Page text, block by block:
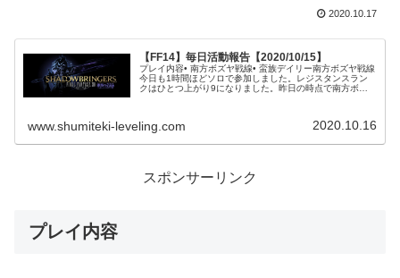
2020.10.17
【FF14】毎日活動報告【2020/10/15】
プレイ内容• 南方ボズヤ戦線• 蛮族デイリー南方ボズヤ戦線
今日も1時間ほどソロで参加しました。レジスタンスラン
クはひとつ上がり9になりました。昨日の時点で南方ボズ
www.shumiteki-leveling.com 2020.10.16
スポンサーリンク
プレイ内容